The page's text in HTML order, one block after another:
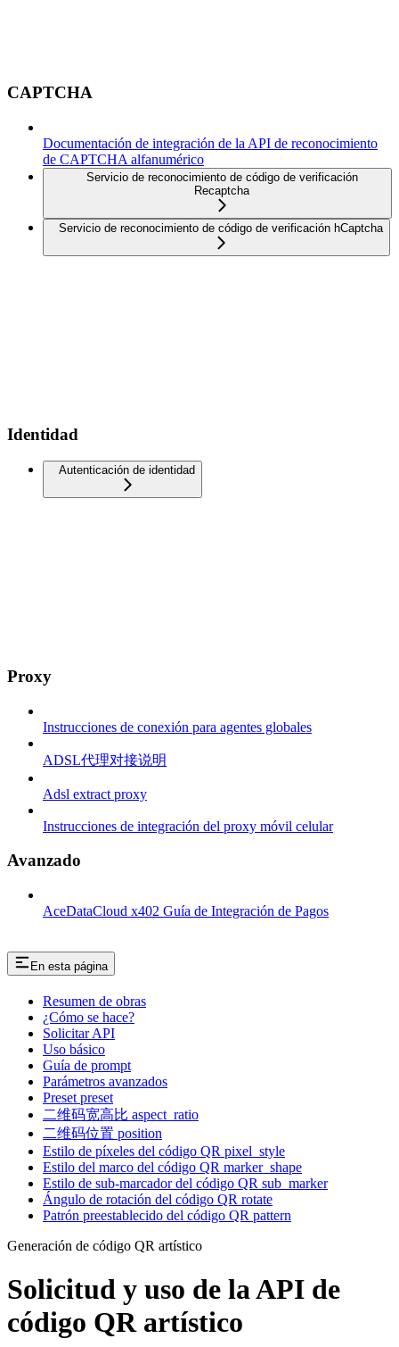
CAPTCHA
Documentación de integración de la API de reconocimiento
de CAPTCHA alfanumérico
Servicio de reconocimiento de código de verificación
Recaptcha
Servicio de reconocimiento de código de verificación hCaptcha
Identidad
Autenticación de identidad
Proxy
Instrucciones de conexión para agentes globales
ADSL代理对接说明
Adsl extract proxy
Instrucciones de integración del proxy móvil celular
Avanzado
AceDataCloud x402 Guía de Integración de Pagos
En esta página
Resumen de obras
¿Cómo se hace?
Solicitar API
Uso básico
Guía de prompt
Parámetros avanzados
Preset preset
二维码宽高比 aspect_ratio
二维码位置 position
Estilo de píxeles del código QR pixel_style
Estilo del marco del código QR marker_shape
Estilo de sub-marcador del código QR sub_marker
Ángulo de rotación del código QR rotate
Patrón preestablecido del código QR pattern
Generación de código QR artístico
Solicitud y uso de la API de
código QR artístico